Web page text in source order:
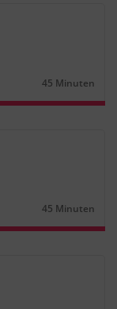
Dauer:
45 Minuten
Dauer:
45 Minuten